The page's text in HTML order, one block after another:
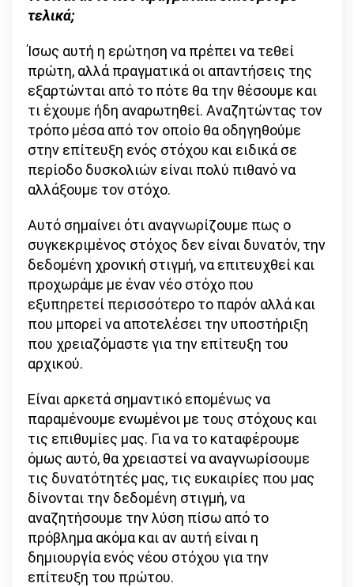
τελικά;
Ίσως αυτή η ερώτηση να πρέπει να τεθεί
πρώτη, αλλά πραγματικά οι απαντήσεις της
εξαρτώνται από το πότε θα την θέσουμε και
τι έχουμε ήδη αναρωτηθεί. Αναζητώντας τον
τρόπο μέσα από τον οποίο θα οδηγηθούμε
στην επίτευξη ενός στόχου και ειδικά σε
περίοδο δυσκολιών είναι πολύ πιθανό να
αλλάξουμε τον στόχο.
Αυτό σημαίνει ότι αναγνωρίζουμε πως ο
συγκεκριμένος στόχος δεν είναι δυνατόν, την
δεδομένη χρονική στιγμή, να επιτευχθεί και
προχωράμε με έναν νέο στόχο που
εξυπηρετεί περισσότερο το παρόν αλλά και
που μπορεί να αποτελέσει την υποστήριξη
που χρειαζόμαστε για την επίτευξη του
αρχικού.
Είναι αρκετά σημαντικό επομένως να
παραμένουμε ενωμένοι με τους στόχους και
τις επιθυμίες μας. Για να το καταφέρουμε
όμως αυτό, θα χρειαστεί να αναγνωρίσουμε
τις δυνατότητές μας, τις ευκαιρίες που μας
δίνονται την δεδομένη στιγμή, να
αναζητήσουμε την λύση πίσω από το
πρόβλημα ακόμα και αν αυτή είναι η
δημιουργία ενός νέου στόχου για την
επίτευξη του πρώτου.